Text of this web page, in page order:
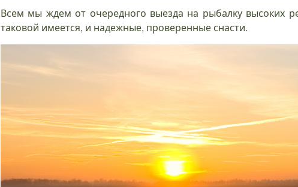
Всем мы ждем от очередного выезда на рыбалку высоких
таковой имеется, и надежные, проверенные снасти.